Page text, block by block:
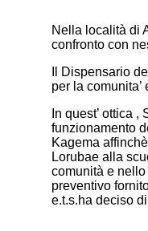
Nella località di
confronto con
Il Dispensario
per la
In quest’ ottica
funzionamento
Kagema
Lorubae alla
comunità e
preventivo
e.t.s.ha deciso